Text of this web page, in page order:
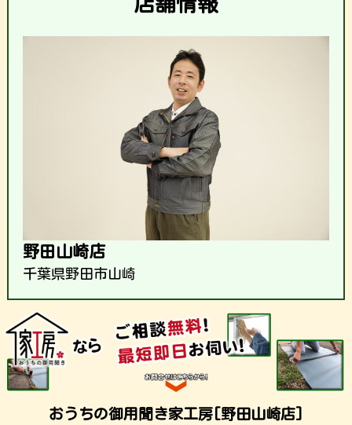
野田山崎店
千葉県野田市山崎
おうちの御用聞き家工房[野田山崎店]